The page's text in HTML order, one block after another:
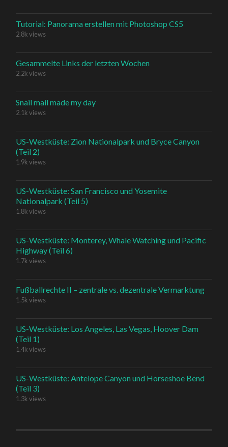
Tutorial: Panorama erstellen mit Photoshop CS5
2.8k views
Gesammelte Links der letzten Wochen
2.2k views
Snail mail made my day
2.1k views
US-Westküste: Zion Nationalpark und Bryce Canyon
(Teil 2)
1.9k views
US-Westküste: San Francisco und Yosemite
Nationalpark (Teil 5)
1.8k views
US-Westküste: Monterey, Whale Watching und Pacific
Highway (Teil 6)
1.7k views
Fußballrechte II – zentrale vs. dezentrale Vermarktung
1.5k views
US-Westküste: Los Angeles, Las Vegas, Hoover Dam
(Teil 1)
1.4k views
US-Westküste: Antelope Canyon und Horseshoe Bend
(Teil 3)
1.3k views